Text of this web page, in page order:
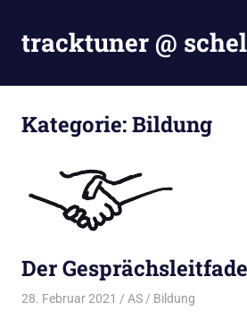
Inhalt
springen
tracktuner @
my
Hahahaha.
Kategorie:Bildung
Der
28. Februar 2021 AS Bildung